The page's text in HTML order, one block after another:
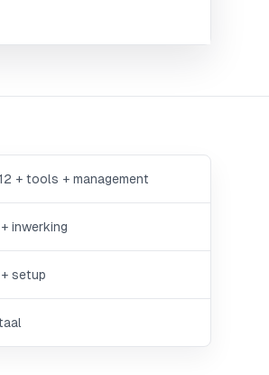
+ tools + management
inwerking
setup